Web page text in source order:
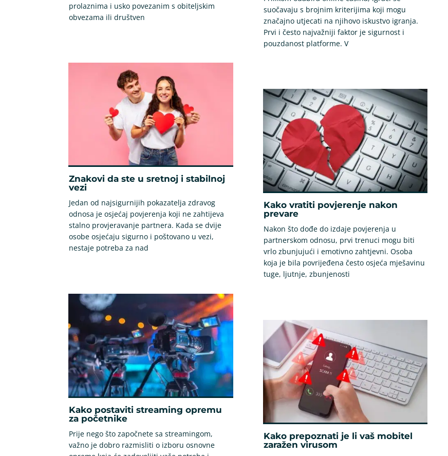
prolaznima i usko povezanim s obiteljskim
obvezama ili društven
Znakovi da ste u sretnoj i stabilnoj
vezi
Jedan od najsigurnijih pokazatelja zdravog
odnosa je osjećaj povjerenja koji ne zahtijeva
stalno provjeravanje partnera. Kada se dvije
osobe osjećaju sigurno i poštovano u vezi,
nestaje potreba za nad
Kako postaviti streaming opremu
za početnike
Prije nego što započnete sa streamingom,
važno je dobro razmisliti o izboru osnovne
suočavaju s brojnim kriterijima koji mogu
značajno utjecati na njihovo iskustvo igranja.
Prvi i često najvažniji faktor je sigurnost i
pouzdanost platforme. V
Kako vratiti povjerenje nakon
prevare
Nakon što dođe do izdaje povjerenja u
partnerskom odnosu, prvi trenuci mogu biti
vrlo zbunjujući i emotivno zahtjevni. Osoba
koja je bila povrijeđena često osjeća mješavinu
tuge, ljutnje, zbunjenosti
Kako prepoznati je li vaš mobitel
zaražen virusom